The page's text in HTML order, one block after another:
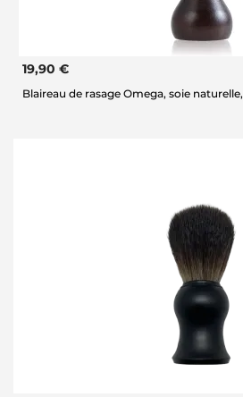
19,90 €
Blaireau de rasage Omega, soie